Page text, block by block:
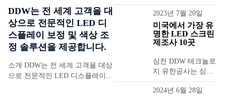
DDW는 전 세계 고객을 대
상으로 전문적인 LED 디
스플레이 보정 및 색상 조
정 솔루션을 제공합니다.
소개 DDW는 전 세계 고객을 대상
으로 전문적인 LED 디스플레이
보드 표시가 비정상
적으로 나타나는데,
예를 들어,...
2023년 7월 20일
미국에서 가장 유
명한 LED 스크린
제조사 10곳
심천 DDW 테크놀로
지 유한공사는 심천
에 위치한 LED 디스
플레이 스크린 전문
2024년 6월 28일